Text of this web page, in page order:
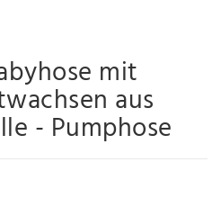
mit
aus
- Pumphose